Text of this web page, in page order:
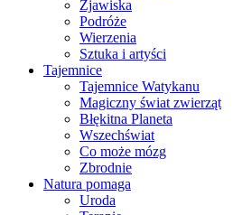
Zjawiska
Podróże
Wierzenia
Sztuka i artyści
Tajemnice
Tajemnice Watykanu
Magiczny świat zwierząt
Błękitna Planeta
Wszechświat
Co może mózg
Zbrodnie
Natura pomaga
Uroda